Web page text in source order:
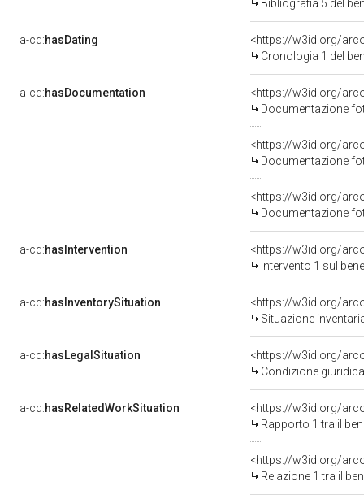
Bibliografia 5 del
a-cd:hasDating
<https://w3id.org/
Cronologia 1 del
a-cd:hasDocumentation
Documentazione
Documentazione
Documentazione
a-cd:hasIntervention
<https://w3id.org/
Intervento 1 sul
a-cd:hasInventorySituation
<https://w3id.org/
Situazione
a-cd:hasLegalSituation
<https://w3id.org/
Condizione
a-cd:hasRelatedWorkSituation
<https://w3id.org/
Rapporto 1 tra il
<https://w3id.org/
Relazione 1 tra il